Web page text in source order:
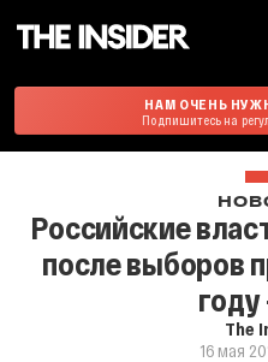
НАМ ОЧЕНЬ
Подпишитесь на
Российские
после выборов
году
The
16 мая